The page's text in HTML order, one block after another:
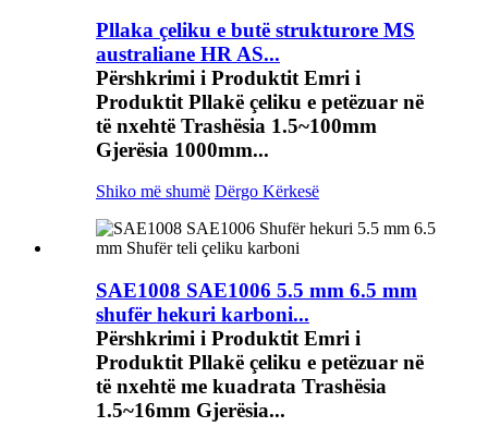
Pllaka çeliku e butë strukturore MS
australiane HR AS...
Përshkrimi i Produktit Emri i
Produktit Pllakë çeliku e petëzuar në
të nxehtë Trashësia 1.5~100mm
Gjerësia 1000mm...
Shiko më shumë Dërgo Kërkesë
SAE1008 SAE1006 5.5 mm 6.5 mm
shufër hekuri karboni...
Përshkrimi i Produktit Emri i
Produktit Pllakë çeliku e petëzuar në
të nxehtë me kuadrata Trashësia
1.5~16mm Gjerësia...